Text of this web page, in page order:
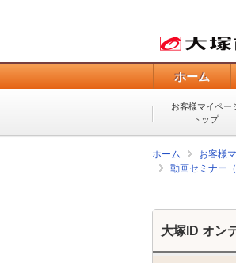
ホーム
お客様マイペー
トップ
ホーム お客様
動画セミナー
大塚ID オン